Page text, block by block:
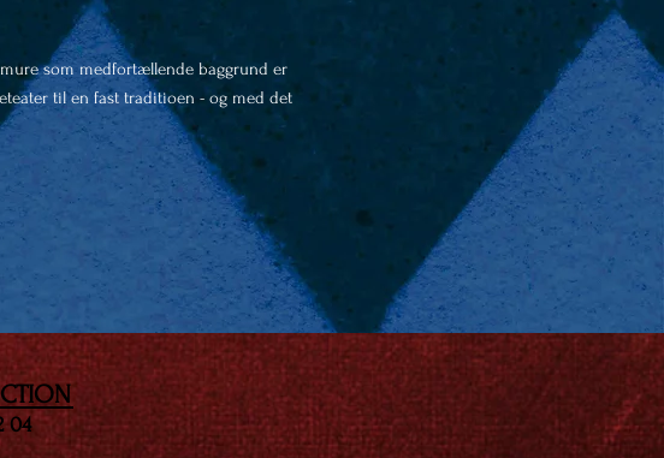
som medfortællende baggrund er
til en fast traditioen - og med det
04